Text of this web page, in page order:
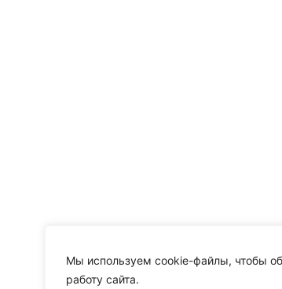
Мы используем cookie-файлы, чтобы
работу сайта.